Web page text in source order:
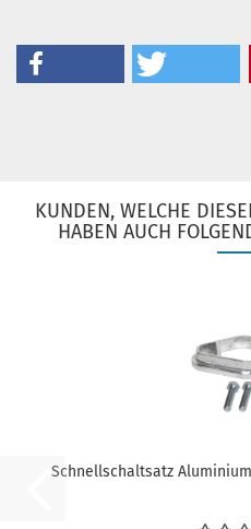
KUNDEN, WELCHE
HABEN AUCH
Schnellschaltsatz